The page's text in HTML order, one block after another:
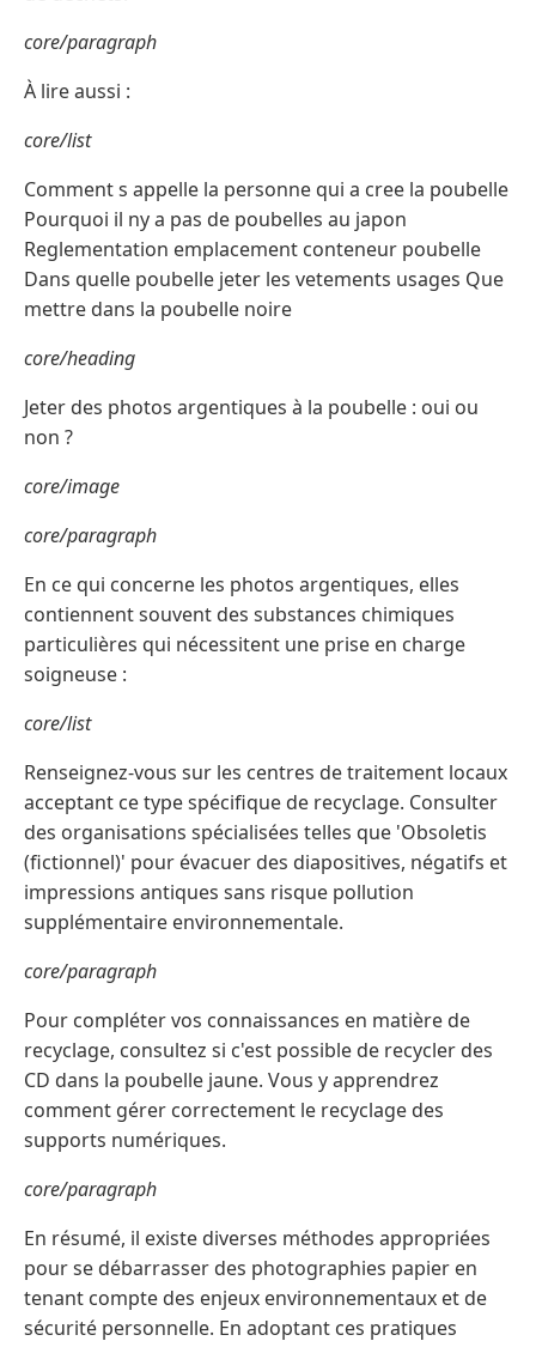
core/paragraph
À lire aussi :
core/list
Comment s appelle la personne qui a cree la poubelle
Pourquoi il ny a pas de poubelles au japon
Reglementation emplacement conteneur poubelle
Dans quelle poubelle jeter les vetements usages Que
mettre dans la poubelle noire
core/heading
Jeter des photos argentiques à la poubelle : oui ou
non ?
core/image
core/paragraph
En ce qui concerne les photos argentiques, elles
contiennent souvent des substances chimiques
particulières qui nécessitent une prise en charge
soigneuse :
core/list
Renseignez-vous sur les centres de traitement locaux
acceptant ce type spécifique de recyclage. Consulter
des organisations spécialisées telles que 'Obsoletis
(fictionnel)' pour évacuer des diapositives, négatifs et
impressions antiques sans risque pollution
supplémentaire environnementale.
core/paragraph
Pour compléter vos connaissances en matière de
recyclage, consultez si c'est possible de recycler des
CD dans la poubelle jaune. Vous y apprendrez
comment gérer correctement le recyclage des
supports numériques.
core/paragraph
En résumé, il existe diverses méthodes appropriées
pour se débarrasser des photographies papier en
tenant compte des enjeux environnementaux et de
sécurité personnelle. En adoptant ces pratiques